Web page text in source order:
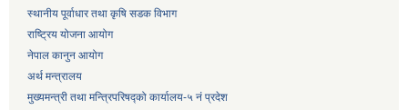
स्थानीय पूर्वाधार तथा कृषि सडक विभाग
राष्ट्रिय योजना आयोग
नेपाल कानुन आयोग
अर्थ मन्त्रालय
मुख्यमन्त्री तथा मन्त्रिपरिषद्को कार्यालय-५ नं प्रदेश